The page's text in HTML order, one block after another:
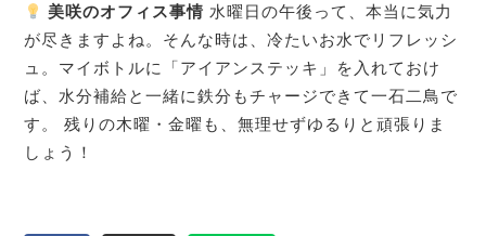
美咲のオフィス事情 水曜日の午後って、本当に気力
が尽きますよね。そんな時は、冷たいお水でリフレッシ
ュ。マイボトルに「アイアンステッキ」を入れておけ
ば、水分補給と一緒に鉄分もチャージできて一石二鳥で
す。 残りの木曜・金曜も、無理せずゆるりと頑張りま
しょう！